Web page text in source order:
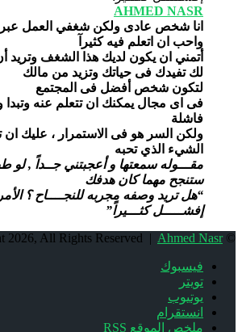
AHMED NASR
انا شخص عادى ولكن شغفي العمل عبر
واحب ان اتعلم فيه كثيرآ
أتمني ان يكون لديك هذا الشغف وتريد
لك تفيدك فى حياتك وتزيد من مالك
لتكون شخص أفضل فى المجتمع
فى اى مجال يمكنك ان تتعلم عنه وتبدا
فاشلة
ولكن السر هو فى الاستمرار ، عليك
الشيء الذي تحبه
مقـــوله سمعتها و أعجبتني جــداً , لو
ستنجح مهما كان هدفك
“هل تريد وصفه مجربه للنجــــاح ؟
إفشـــــل كثـــيراً”
© Copyright 2026, All Rights Reserved |
Ahmed Nasr
فيسبوك
تويتر
يوتيوب
انستقرام
ملخص الموقع RSS